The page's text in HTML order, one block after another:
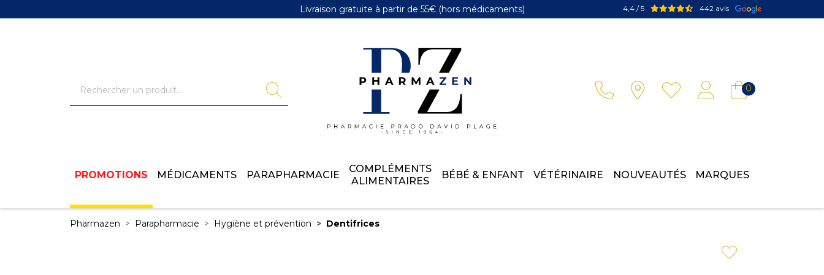
Livraison gratuite à partir de 55€(hors médicaments) 4,4 / 5 442 avis
0
PROMOTIONS MÉDICAMENTS PARAPHARMACIE
COMPLÉMENTS
ALIMENTAIRES
BÉBÉ & ENFANT VÉTÉRINAIRE NOUVEAUTÉS MARQUES
Pharmazen Parapharmacie Hygiène et prévention Dentifrices